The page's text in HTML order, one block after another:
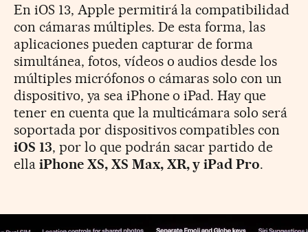
En iOS 13, Apple permitirá la compatibilidad
con cámaras múltiples. De esta forma, las
aplicaciones pueden capturar de forma
simultánea, fotos, vídeos o audios desde los
múltiples micrófonos o cámaras solo con un
dispositivo, ya sea iPhone o iPad. Hay que
tener en cuenta que la multicámara solo será
soportada por dispositivos compatibles con
iOS 13, por lo que podrán sacar partido de
ellaiPhone XS, XS Max, XR, y iPad Pro.